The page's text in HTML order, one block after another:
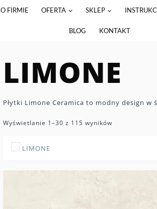
O FIRMIE OFERTA SKLEP
BLOG KONTAKT
LIMONE
Płytki Limone Ceramica to modny design
Wyświetlanie 1–30 z 115 wyników
LIMONE